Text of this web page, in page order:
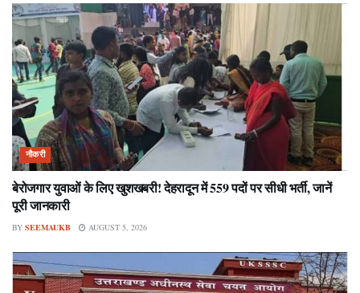
नौकरी
बेरोजगार युवाओं के लिए खुशखबरी! देहरादून में 559 पदों पर सीधी भर्ती, जानें
पूरी जानकारी
BY SEEMAUKB AUGUST 5, 2026